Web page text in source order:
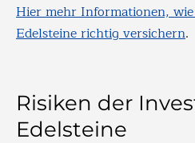
Hier mehr Informationen,
Edelsteine richtig versichern.
Risiken der
Edelsteine